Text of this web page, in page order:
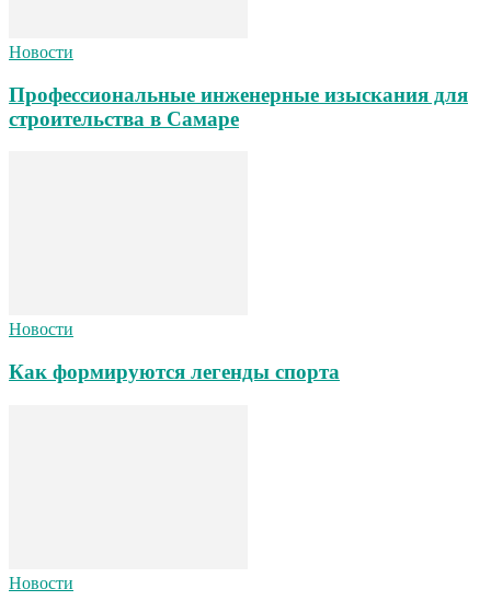
Новости
Профессиональные инженерные изыскания для
строительства в Самаре
Новости
Как формируются легенды спорта
Новости